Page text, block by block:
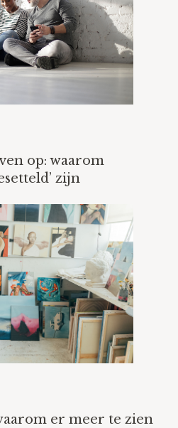
op: waarom
zijn
er meer te zien